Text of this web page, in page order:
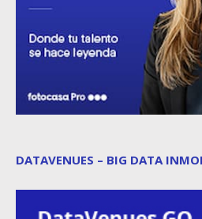
DATAVENUES – BIG DATA